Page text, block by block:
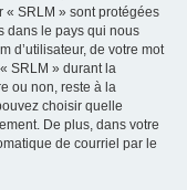
« SRLM » sont protégées
dans le pays qui nous
d’utilisateur, de votre mot
SRLM » durant la
ou non, reste à la
choisir quelle
De plus, dans votre
de courriel par le